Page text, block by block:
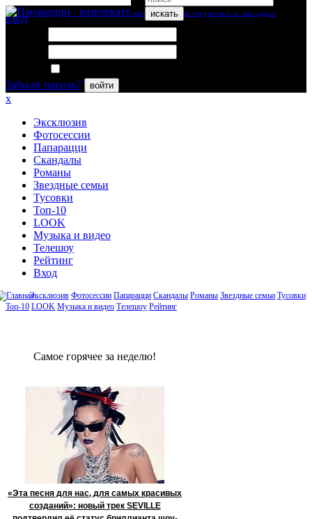
искать
вход
Забыли пароль?
войти
x
Эксклюзив
Фотосессии
Папарацци
Скандалы
Романы
Звездные семьи
Тусовки
Топ-10
LOOK
Музыка и видео
Телешоу
Рейтинг
Вход
Эксклюзив Фотосессии Папарацци Скандалы Романы Звездные семьи Тусовки
Топ-10 LOOK Музыка и видео Телешоу Рейтинг
Сaмое гoрячее за неделю!
«Эта песня для нас, для самых красивых
созданий»: новый трек SEVILLE